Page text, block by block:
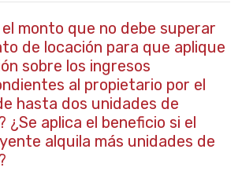
el monto que no debe superar
de locación para que aplique
sobre los ingresos
al propietario por el
hasta dos unidades de
¿Se aplica el beneficio si el
alquila más unidades de